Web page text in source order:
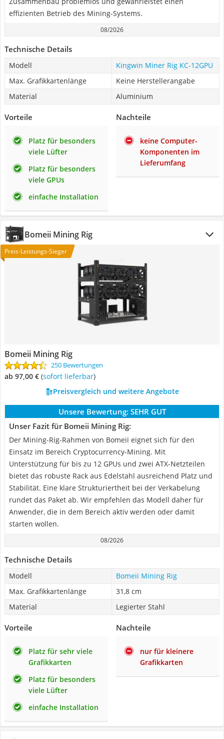
effizienten Betrieb des Mining-Systems.
08/2026
Technische Details
Modell
Kingwin Miner Rig KC-12GPU
Max. Grafikkartenlänge
Keine Herstellerangabe
Material
Aluminium
Vorteile
Platz für besonders
viele Lüfter
Platz für besonders
viele GPUs
einfache Installation
Nachteile
keine Computer-
Komponenten im
Lieferumfang
Bomeii Mining Rig
Preis-Leistungs-Sieger
Bomeii Mining Rig
250 Bewertungen
ab 97,00 € ( Sofort lieferbar)
Preisvergleich und weitere Angebote
Unsere Bewertung: SEHR GUT
Unser Fazit für Bomeii Mining Rig:
Der Mining-Rig-Rahmen von Bomeii eignet sich für den
Einsatz im Bereich Cryptocurrency-Mining. Mit
Unterstützung für bis zu 12 GPUs und zwei ATX-Netzteilen
bietet das robuste Rack aus Edelstahl ausreichend Platz und
Stabilität. Eine klare Strukturiertheit bei der Verkabelung
rundet das Paket ab. Wir empfehlen das Modell daher für
Anwender, die in dem Bereich aktiv werden oder damit
starten wollen.
08/2026
Technische Details
Modell
Bomeii Mining Rig
Max. Grafikkartenlänge
31,8 cm
Material
Legierter Stahl
Vorteile
Platz für sehr viele
Grafikkarten
Platz für besonders
viele Lüfter
einfache Installation
Nachteile
nur für kleinere
Grafikkarten